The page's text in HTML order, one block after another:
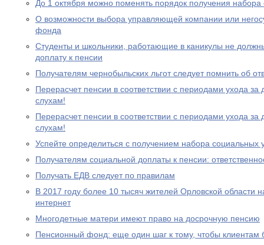
До 1 октября можно поменять порядок получения набора
О возможности выбора управляющей компании или
фонда
Студенты и школьники, работающие в каникулы не
доплату к пенсии
Получателям чернобыльских льгот следует помнить об
Перерасчет пенсии в соответствии с периодами ухода за
слухам!
Перерасчет пенсии в соответствии с периодами ухода за
слухам!
Успейте определиться с получением набора социальных
Получателям социальной доплаты к пенсии:
Получать ЕДВ следует по правилам
В 2017 году более 10 тысяч жителей Орловской области
интернет
Многодетные матери имеют право на досрочную пенсию
Пенсионный фонд: еще один шаг к тому, чтобы клиентам